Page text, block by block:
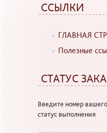
ССЫЛКИ
ГЛАВНАЯ
Полезные
СТАТУС
Введите номер
статус выполнения